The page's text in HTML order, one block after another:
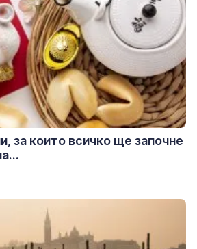
за които всичко ще започне